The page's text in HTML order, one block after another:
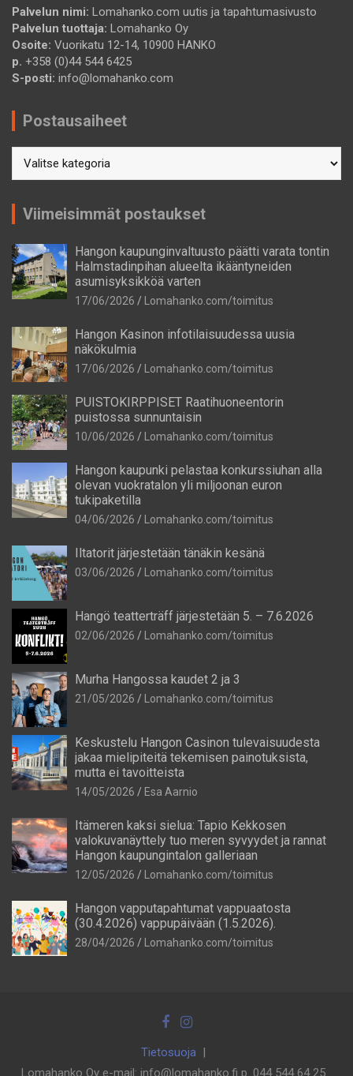
Palvelun nimi: Lomahanko.com uutis ja tapahtumasivusto
Palvelun tuottaja: Lomahanko Oy
Osoite: Vuorikatu 12-14, 10900 HANKO
p. +358 (0)44 544 6425
S-posti: info@lomahanko.com
Postausaiheet
Viimeisimmät postaukset
Hangon kaupunginvaltuusto päätti varata tontin
Halmstadinpihan alueelta ikääntyneiden
asumisyksikköä varten
17/06/2026 Lomahanko.com/toimitus
Hangon Kasinon infotilaisuudessa uusia
näkökulmia
17/06/2026 Lomahanko.com/toimitus
PUISTOKIRPPISET Raatihuoneentorin
puistossa sunnuntaisin
10/06/2026 Lomahanko.com/toimitus
Hangon kaupunki pelastaa konkurssiuhan alla
olevan vuokratalon yli miljoonan euron
tukipaketilla
04/06/2026 Lomahanko.com/toimitus
Iltatorit järjestetään tänäkin kesänä
03/06/2026 Lomahanko.com/toimitus
Hangö teatterträff järjestetään 5. – 7.6.2026
02/06/2026 Lomahanko.com/toimitus
Murha Hangossa kaudet 2 ja 3
21/05/2026 Lomahanko.com/toimitus
Keskustelu Hangon Casinon tulevaisuudesta
jakaa mielipiteitä tekemisen painotuksista,
mutta ei tavoitteista
14/05/2026 Esa Aarnio
Itämeren kaksi sielua: Tapio Kekkosen
valokuvanäyttely tuo meren syvyydet ja rannat
Hangon kaupungintalon galleriaan
12/05/2026 Lomahanko.com/toimitus
Hangon vapputapahtumat vappuaatosta
(30.4.2026) vappupäivään (1.5.2026).
28/04/2026 Lomahanko.com/toimitus
Tietosuoja
Lomahanko Oy e-mail: info@lomahanko.fi p. 044 544 64 25